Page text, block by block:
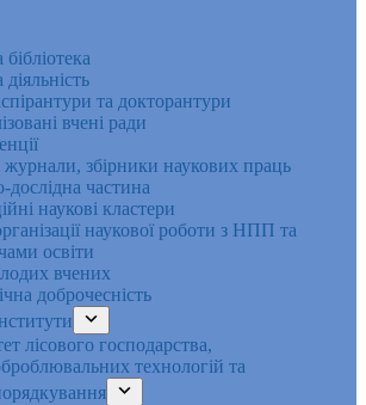
та докторантури
вчені ради
журнали, збірники наукових праць
дослідна частина
наукові кластери
наукової роботи з НПП та
освіти
вчених
доброчесність
лісового господарства,
технологій та